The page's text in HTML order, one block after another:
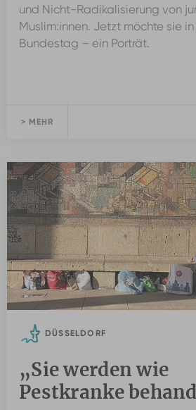
und Nicht-Radikalisierung von
Muslim:innen. Jetzt möchte sie
Bundestag – ein Porträt.
> MEHR
DÜSSELDORF
„Sie werden wie
Pestkranke